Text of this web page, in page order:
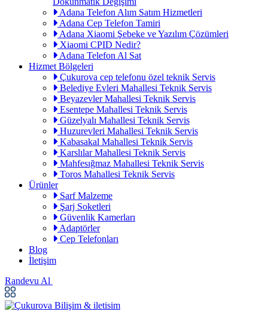
Adana Telefon Alım Satım Hizmetleri
Adana Cep Telefon Tamiri
Adana Xiaomi Şebeke ve Yazılım Çözümleri
Xiaomi CPID Nedir?
Adana Telefon Al Sat
Hizmet Bölgeleri
Çukurova cep telefonu özel teknik Servis
Belediye Evleri Mahallesi Teknik Servis
Beyazevler Mahallesi Teknik Servis
Esentepe Mahallesi Teknik Servis
Güzelyalı Mahallesi Teknik Servis
Huzurevleri Mahallesi Teknik Servis
Kabasakal Mahallesi Teknik Servis
Karslılar Mahallesi Teknik Servis
Mahfesığmaz Mahallesi Teknik Servis
Toros Mahallesi Teknik Servis
Ürünler
Sarf Malzeme
Şarj Soketleri
Güvenlik Kamerları
Adaptörler
Cep Telefonları
Blog
İletişim
Randevu Al